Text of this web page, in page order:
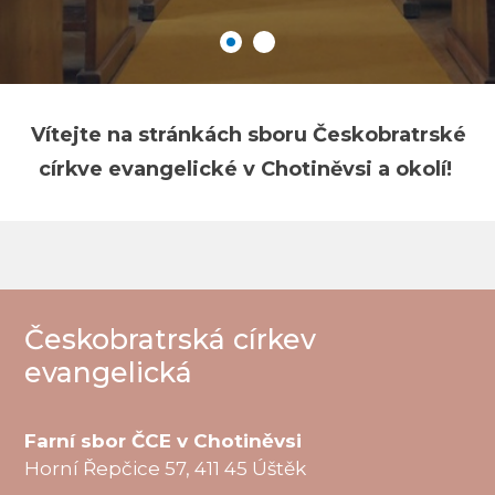
Vítejte na stránkách sboru Českobratrské
církve evangelické v Chotiněvsi a okolí!
Českobratrská církev
evangelická
Farní sbor ČCE v Chotiněvsi
Horní Řepčice 57, 411 45 Úštěk